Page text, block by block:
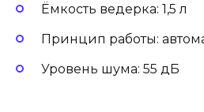
Ёмкость ведерка: 1,5 л
Принцип работы:
Уровень шума: 55 дБ